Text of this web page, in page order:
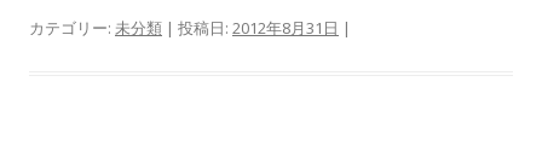
e e ai
カテゴリー: 未分類 | 投稿日: 2012年8月31日 |